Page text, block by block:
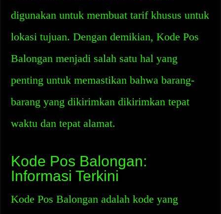
digunakan untuk membuat tarif khusus untuk
lokasi tujuan. Dengan demikian, Kode Pos
Balongan menjadi salah satu hal yang
penting untuk memastikan bahwa barang-
barang yang dikirimkan dikirimkan tepat
waktu dan tepat alamat.
Kode Pos Balongan:
Informasi Terkini
Kode Pos Balongan adalah kode yang